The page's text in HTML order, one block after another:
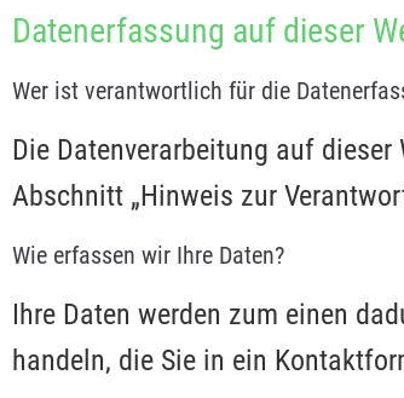
Datenerfassung auf dieser
Wer ist verantwortlich für die
Die Datenverarbeitung auf
Abschnitt „Hinweis zur
Wie erfassen wir Ihre Daten?
Ihre Daten werden zum einen
handeln, die Sie in ein